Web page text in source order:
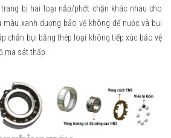
bị hai loại nắp/phớt chặn khác nhau cho
xanh duơng bảo vệ không để nước và bụi
chắn bụi bằng thép loại không tiếp xúc bảo vệ
ma sát thấp .